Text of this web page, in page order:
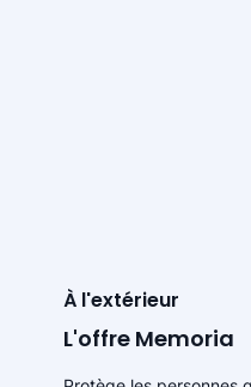
À l'extérieur
L'offre Memoria